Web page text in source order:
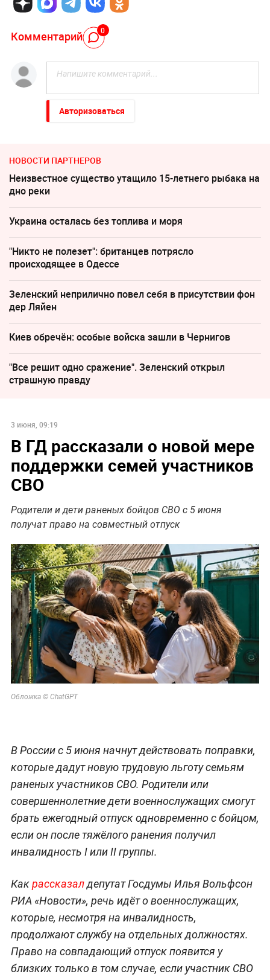
Комментарий 0
Авторизоваться
НОВОСТИ ПАРТНЕРОВ
Неизвестное существо утащило 15-летнего рыбака на
дно реки
Украина осталась без топлива и моря
"Никто не полезет": британцев потрясло
происходящее в Одессе
Зеленский неприлично повел cебя в присутствии фон
дер Ляйен
Киев обречён: особые войска зашли в Чернигов
"Все решит одно сражение". Зеленский открыл
страшную правду
3 июня, 09:19
В ГД рассказали о новой мере
поддержки семей участников
СВО
Родители и дети раненых бойцов СВО с 5 июня
получат право на совместный отпуск
Обложка © ChatGPT
В России с 5 июня начнут действовать поправки,
которые дадут новую трудовую льготу семьям
раненых участников СВО. Родители или
совершеннолетние дети военнослужащих смогут
брать ежегодный отпуск одновременно с бойцом,
если он после тяжёлого ранения получил
инвалидность I или II группы.
Какрассказалдепутат Госдумы Илья Вольфсон
РИА «Новости», речь идёт о военнослужащих,
которые, несмотря на инвалидность,
продолжают службу на отдельных должностях.
Право на совпадающий отпуск появится у
близких только в том случае, если участник СВО